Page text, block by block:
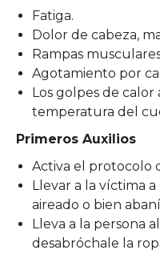
Fatiga.
Dolor de cabeza,
Rampas
Agotamiento por
Los golpes de
temperatura del
Primeros Auxilios
Activa el protocolo
Llevar a la víctima
aireado o bien
Lleva a la persona
desabróchale la